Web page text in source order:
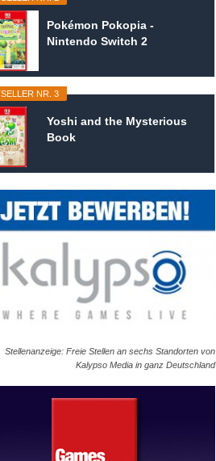
Pokémon Pokopia -
Nintendo Switch 2
NR. 3
Yoshi and the Mysterious
Book
Stellenanzeige: Freie Stellen an sechs Standorten von
Kalypso Media in ganz Deutschland